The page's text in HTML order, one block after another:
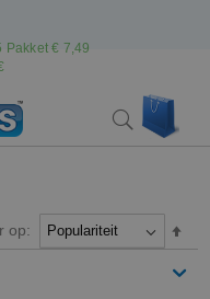
Pakket € 7,49
Search
op:
naar